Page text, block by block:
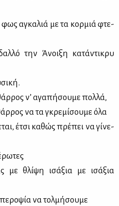
φως αγκα­λιά με τα κορ­μιά φτε­
την Άνοι­ξη κα­τά­ντι­κρυ
ν’ αγα­πή­σου­με πολ­λά,
να τα γκρε­μί­σου­με όλα
έτσι κα­θώς πρέ­πει να γί­νε­
με θλί­ψη ισά­ξια με ισά­ξια
να τολ­μή­σου­με